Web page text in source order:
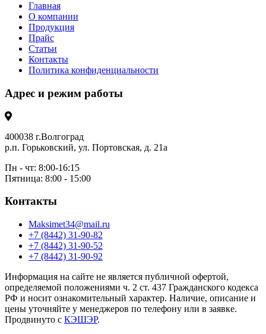
Главная
О компании
Продукция
Прайс
Статьи
Контакты
Политика конфиденциальности
Адрес и режим работы
400038 г.Волгоград
р.п. Горьковский, ул. Портовская, д. 21а
Пн - чт: 8:00-16:15
Пятница: 8:00 - 15:00
Контакты
Maksimet34@mail.ru
+7 (8442) 31-90-82
+7 (8442) 31-90-52
+7 (8442) 31-90-92
Информация на сайте не является публичной офертой,
определяемой положениями ч. 2 ст. 437 Гражданского кодекса
РФ и носит ознакомительный характер. Наличие, описание и
цены уточняйте у менеджеров по телефону или в заявке.
Продвинуто с КЭШЭР.